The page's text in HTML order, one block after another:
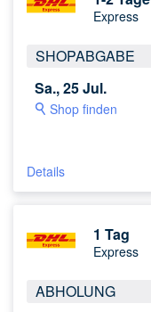
Express
SHOPABGABE
Sa., 25 Jul.
Shop finden
Details
1 Tag
Express
ABHOLUNG